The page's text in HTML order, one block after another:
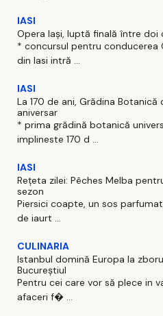
IASI
Opera Iași, luptă finală între doi
* concursul pentru conducerea
din Iasi intră ...
IASI
La 170 de ani, Grădina
aniversar
* prima grădină botanică
implineste 170 d ...
IASI
Rețeta zilei: Pêches Melba
sezon
Piersici coapte, un sos
de iaurt ...
CULINARIA
Istanbul domină Europa la
Bucureștiul
Pentru cei care vor să plece in
afaceri f� ...